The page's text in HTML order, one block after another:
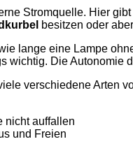
Stromquelle. Hier
besitzen oder
lange eine Lampe
wichtig. Die
verschiedene Arten
nicht auffallen
und Freien